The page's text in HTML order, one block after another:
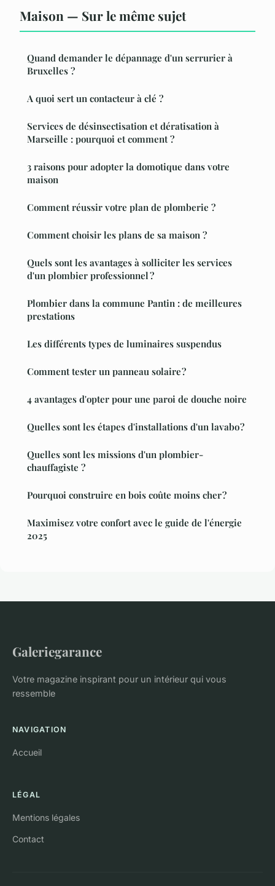
Maison — Sur le même sujet
Quand demander le dépannage d'un serrurier à
Bruxelles ?
A quoi sert un contacteur à clé ?
Services de désinsectisation et dératisation à
Marseille : pourquoi et comment ?
3 raisons pour adopter la domotique dans votre
maison
Comment réussir votre plan de plomberie ?
Comment choisir les plans de sa maison ?
Quels sont les avantages à solliciter les services
d'un plombier professionnel ?
Plombier dans la commune Pantin : de meilleures
prestations
Les différents types de luminaires suspendus
Comment tester un panneau solaire ?
4 avantages d'opter pour une paroi de douche noire
Quelles sont les étapes d'installations d'un lavabo ?
Quelles sont les missions d'un plombier-
chauffagiste ?
Pourquoi construire en bois coûte moins cher ?
Maximisez votre confort avec le guide de l'énergie
2025
Galeriegarance
Votre magazine inspirant pour un intérieur qui vous
ressemble
NAVIGATION
Accueil
LÉGAL
Mentions légales
Contact